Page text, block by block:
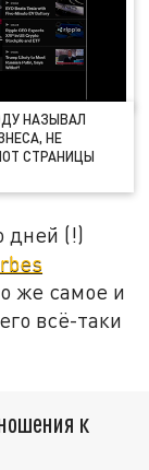
НАЗЫВАЛ
НЕ
СТРАНИЦЫ
дней (!)
же самое и
всё-таки
к